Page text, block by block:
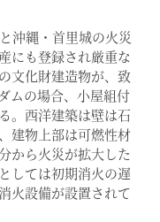
沖縄・首里城の火災
にも登録され厳重な
文化財建造物が、致
ムの場合、小屋組付
。西洋建築は壁は石
建物上部は可燃性材
から火災が拡大した
しては初期消火の遅
火設備が設置されて